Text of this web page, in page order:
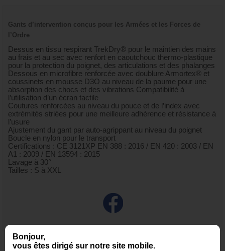
Bonjour,
vous êtes dirigé sur notre site mobile.
Gants d’intervention conçus pour les Armées et les Forces de
l’Ordre
Dessus en tissu respirant TrekDry® pour le maintien des mains
au frais et au sec avec renfort en caoutchouc thermo-plastique
pour la protection du poignet, des articulations et des phalanges
Dessous en microfibre renforcée avec doublure Armortex® et
coussinets en mousse D3O au niveau de la paume pour une
absorption des chocs et des vibrations Compatibilité à
l’utilisation d’un écran tactile
Coutures renforcées au niveau du pouce et de l’index avec
extrémités striées pour une meilleure adhérence et résistance à
l’usure
Ajustement du gant par auto-agrippant au niveau du poignet
Boucle en nylon pour le transport
Certifications : CE 3121XP EN 388 : 2016 / EN 420 : 2003 / EN
A1 : 2009 / EN 13594 : 2015
Lavage à 30°
Tailles : S à XXL
NOUS VOUS RECOMMANDONS ÉGALEMENT